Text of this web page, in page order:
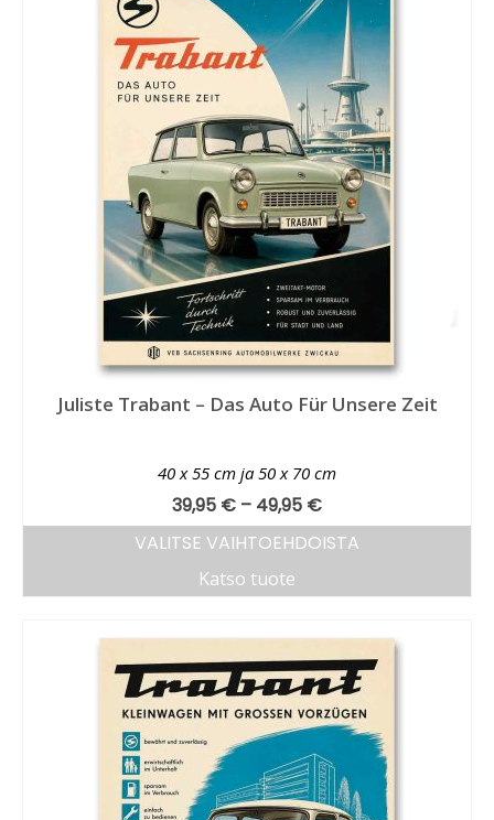
Juliste Trabant – Das Auto Für Unsere Zeit
40 x 55 cm ja 50 x 70 cm
39,95 € – 49,95 €
VALITSE VAIHTOEHDOISTA
Katso tuote